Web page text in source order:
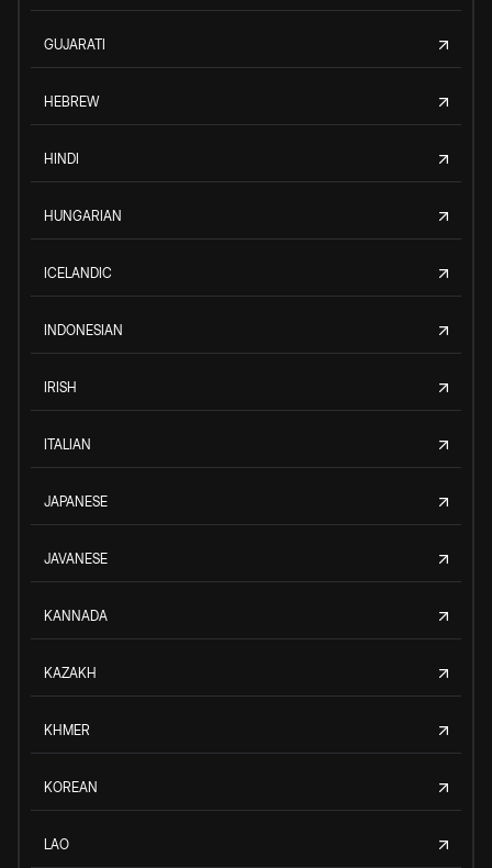
GUJARATI
HEBREW
HINDI
HUNGARIAN
ICELANDIC
INDONESIAN
IRISH
ITALIAN
JAPANESE
JAVANESE
KANNADA
KAZAKH
KHMER
KOREAN
LAO